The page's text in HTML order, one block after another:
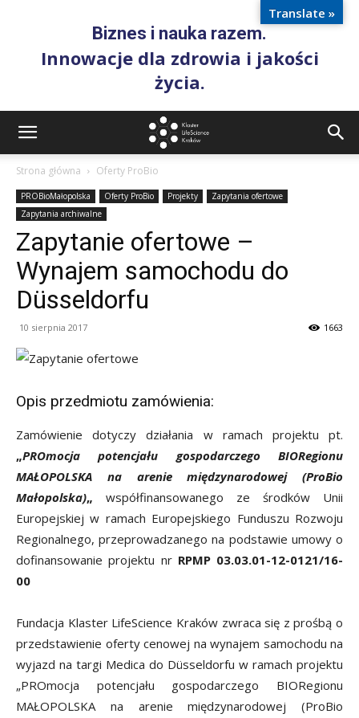
Biznes i nauka razem.
Innowacje dla zdrowia i jakości
życia.
Strona główna Oferty ProBio
PROBioMałopolska Oferty ProBio Projekty
Zapytania ofertowe
Zapytania archiwalne
Zapytanie ofertowe –
Wynajem samochodu do
Düsseldorfu
10 sierpnia 2017 1663
Opis przedmiotu zamówienia:
Zamówienie dotyczy działania w ramach projektu pt.
„PROmocja potencjału gospodarczego BIORegionu
MAŁOPOLSKA na arenie międzynarodowej (ProBio
Małopolska)„ współfinansowanego ze środków Unii
Europejskiej w ramach Europejskiego Funduszu Rozwoju
Regionalnego, przeprowadzanego na podstawie umowy o
dofinansowanie projektu nr RPMP 03.03.01-12-0121/16-
00
Fundacja Klaster LifeScience Kraków zwraca się z prośbą o
przedstawienie oferty cenowej na wynajem samochodu na
wyjazd na targi Medica do Düsseldorfu w ramach projektu
„PROmocja potencjału gospodarczego BIORegionu
MAŁOPOLSKA na arenie międzynarodowej (ProBio
Translate »